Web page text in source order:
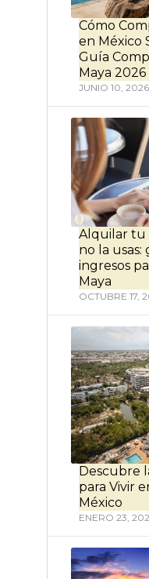
Cómo
en México
Guía
Maya 2026
JUNIO 10, 2026
Alquilar tu
no la
ingresos
Maya
OCTUBRE 17,
Descubre
para Vivir
México
ENERO 23,